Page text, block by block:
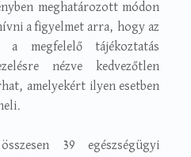
meghatározott módon
a figyelmet arra, hogy az
a megfelelő tájékoztatás
nézve kedvezőtlen
amelyekért ilyen esetben
39 egészségügyi